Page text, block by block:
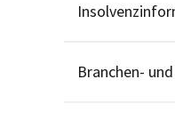
Branchen-